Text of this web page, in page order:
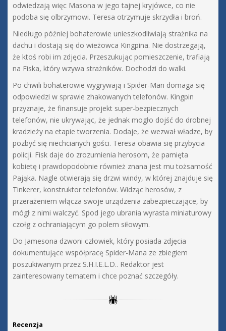
odwiedzają więc Masona w jego tajnej kryjówce, co nie
podoba się olbrzymowi. Teresa otrzymuje skrzydła i broń.
Niedługo później bohaterowie unieszkodliwiają strażnika na
dachu i dostają się do wieżowca Kingpina. Nie dostrzegają,
że ktoś robi im zdjęcia. Przeszukując pomieszczenie, trafiają
na Fiska, który wzywa strażników. Dochodzi do walki.
Po chwili bohaterowie wygrywają i Spider-Man domaga się
odpowiedzi w sprawie zhakowanych telefonów. Kingpin
przyznaje, że finansuje projekt super-bezpiecznych
telefonów, nie ukrywając, że jednak mogło dojść do drobnej
kradzieży na etapie tworzenia. Dodaje, że wezwał władze, by
pozbyć się niechcianych gości. Teresa obawia się przybycia
policji. Fisk daje do zrozumienia herosom, że pamięta
kobietę i prawdopodobnie również znana jest mu tożsamość
Pająka. Nagle otwierają się drzwi windy, w której znajduje się
Tinkerer, konstruktor telefonów. Widząc herosów, z
przerażeniem włącza swoje urządzenia zabezpieczające, by
mógł z nimi walczyć. Spod jego ubrania wyrasta miniaturowy
czołg z ochraniającym go polem siłowym.
Do Jamesona dzwoni człowiek, który posiada zdjęcia
dokumentujące współpracę Spider-Mana ze zbiegiem
poszukiwanym przez S.H.I.E.L.D.. Redaktor jest
zainteresowany tematem i chce poznać szczegóły.
Recenzja